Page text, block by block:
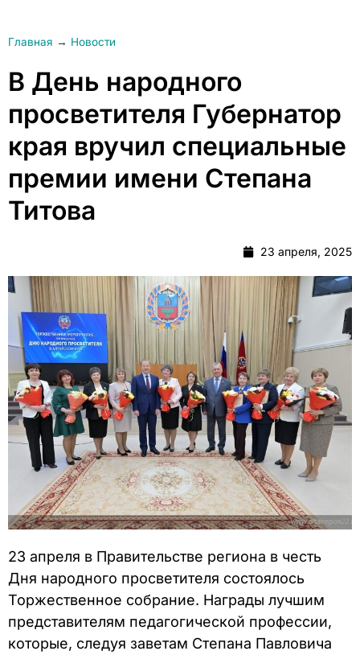
Главная → Новости
В День народного
просветителя Губернатор
края вручил специальные
премии имени Степана
Титова
23 апреля, 2025
23 апреля в Правительстве региона в честь
Дня народного просветителя состоялось
Торжественное собрание. Награды лучшим
представителям педагогической профессии,
которые, следуя заветам Степана Павловича